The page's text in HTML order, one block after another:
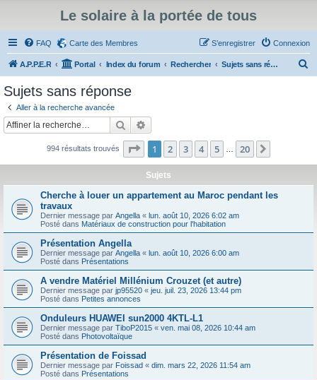
Le solaire à la portée de tous
FAQ Carte des Membres Connexion
S’enregistrer
A.P.P.E.R Portal Index du forum Rechercher Sujets sans réponse
c
Sujets sans réponse
Aller à la recherche avancée
Rechercher
994 résultats trouvés Page 1sur20
1 2 3 4 5 20
Sujets
Cherche à louer un appartement au Maroc pendant les
travaux
Dernier message par Angella « lun. août 10, 2026 6:02 am
Posté dans Matériaux de construction pour l'habitation
Présentation Angella
Dernier message par Angella « lun. août 10, 2026 6:00 am
Posté dans Présentations
A vendre Matériel Millénium Crouzet (et autre)
Dernier message par jp95520 « jeu. juil. 23, 2026 13:44 pm
Posté dans Petites annonces
Onduleurs HUAWEI sun2000 4KTL-L1
Dernier message par TiboP2015 « ven. mai 08, 2026 10:44 am
Posté dans Photovoltaïque
Présentation de Foissad
Dernier message par Foissad « dim. mars 22, 2026 11:54 am
Posté dans Présentations